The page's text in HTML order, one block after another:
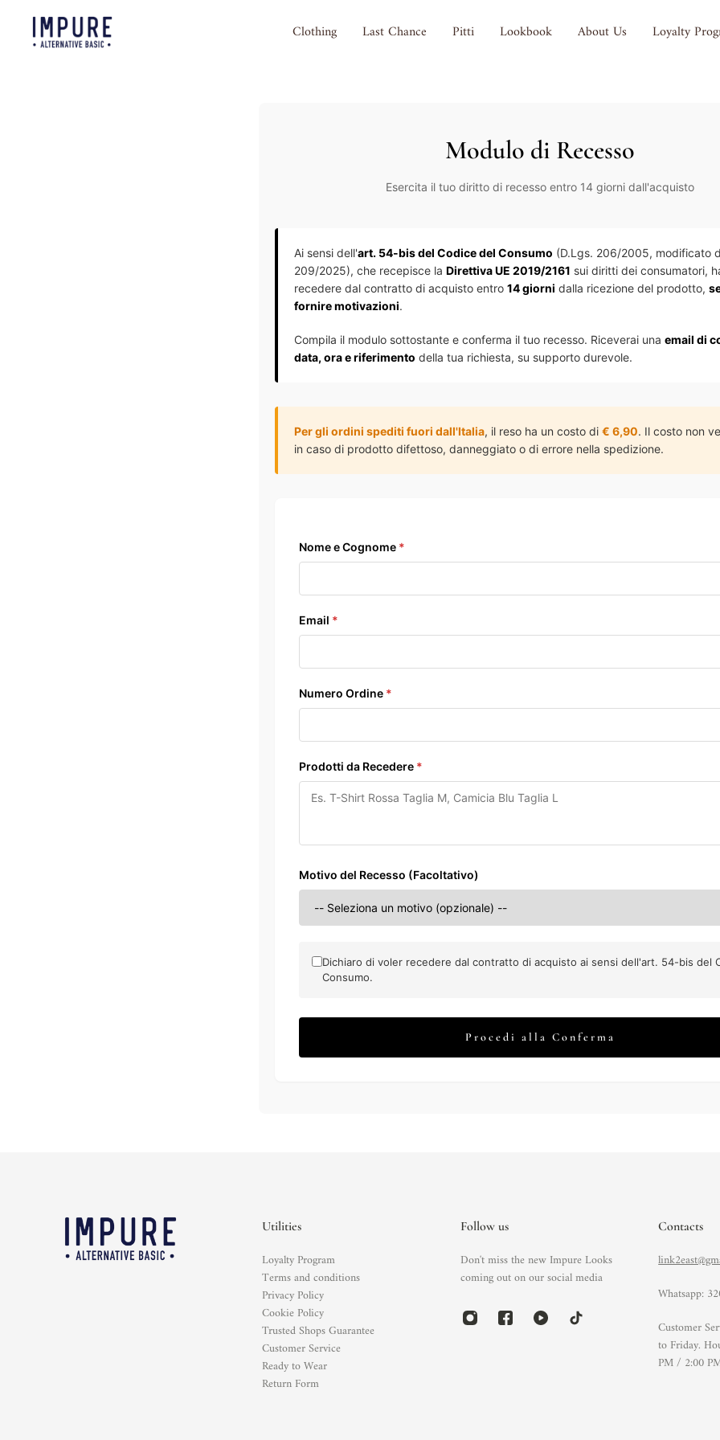
content Clothing Last Chance Pitti Lookbook About Us Loyalty
Modulo di Recesso
Esercita il tuo diritto di recesso entro 14 giorni dall'acquisto
Ai sensi dell'art. 54-bis del Codice del Consumo (D.Lgs. 206/2005, modificato
209/2025), che recepisce la Direttiva UE 2019/2161 sui diritti dei consumatori,
recedere dal contratto di acquisto entro 14 giorni dalla ricezione del prodotto,
fornire motivazioni.
Compila il modulo sottostante e conferma il tuo recesso. Riceverai una email di
data, ora e riferimento della tua richiesta, su supporto durevole.
Per gli ordini spediti fuori dall'Italia, il reso ha un costo di € 6,90. Il costo non
in caso di prodotto difettoso, danneggiato o di errore nella spedizione.
Nome e Cognome *
Email *
Numero Ordine *
Prodotti da Recedere *
Motivo del Recesso (Facoltativo)
Dichiaro di voler recedere dal contratto di acquisto ai sensi dell'art. 54-bis del
Consumo.
Procedi alla Conferma
Utilities
Loyalty Program
Terms and conditions
Privacy Policy
Cookie Policy
Trusted Shops Guarantee
Customer Service
Ready to Wear
Return Form
Follow us
Don't miss the new Impure Looks
coming out on our social media
Contacts
Whatsapp:
Customer
to Friday.
PM / 2:00